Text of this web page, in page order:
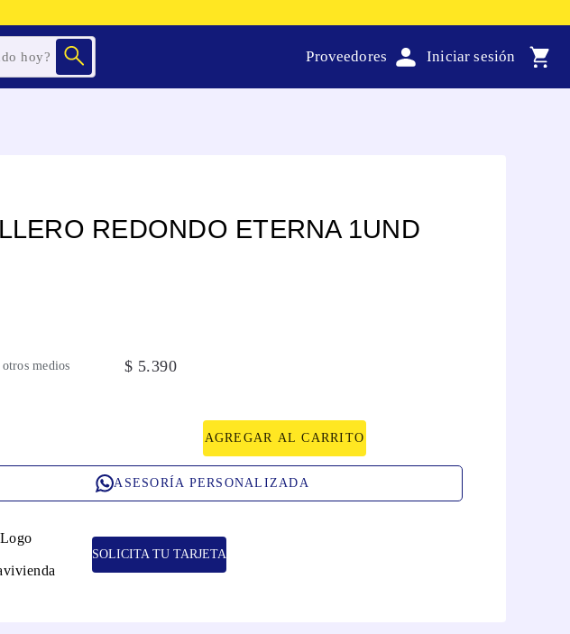
Proveedores
REDONDO ETERNA 1UND
medios $ 5.390
AGREGAR AL CARRITO
ASESORÍA PERSONALIZADA
SOLICITA TU TARJETA